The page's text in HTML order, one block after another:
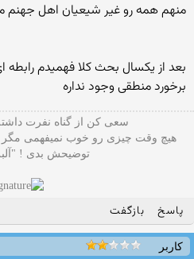
منهم همه رو غیر شیعیان اهل جهنم
بعد از یکسال بحث کلا فهمیدم رابطه
برخورد منطقی وجود نداره
سعی کن از گناه نفرت
هیچ وقت چیزی رو خوب نمیفهمی مگر
توضیحش بدی !
پاسخ بازگفت
کاربر